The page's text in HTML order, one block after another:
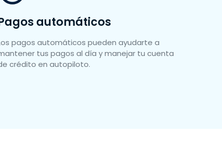
automáticos
pagos automáticos pueden ayudarte a
tus pagos al día y manejar tu cuenta
crédito en autopiloto.